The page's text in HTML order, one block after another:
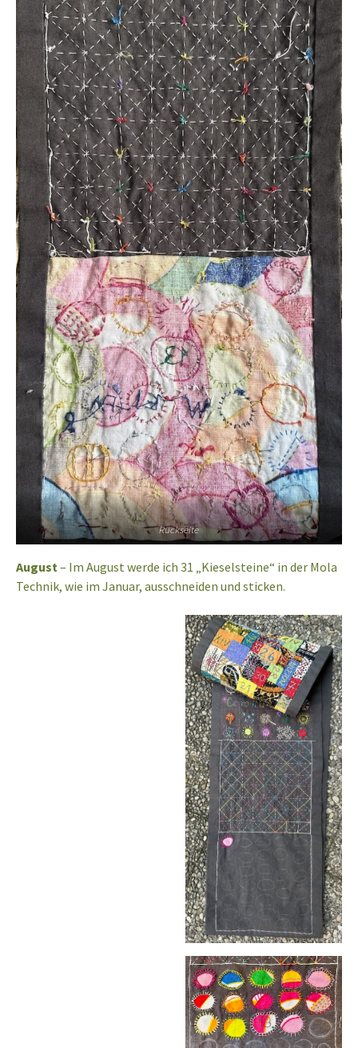
Rückseite
August– Im August werde ich 31 „Kieselsteine“ in der Mola
Technik, wie im Januar, ausschneiden und sticken.